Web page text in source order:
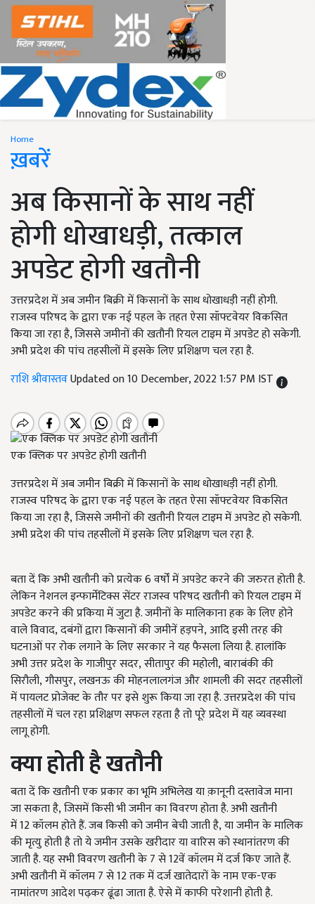
Home
ख़बरें
अब किसानों के साथ नहीं
होगी धोखाधड़ी, तत्काल
अपडेट होगी खतौनी
उत्तरप्रदेश में अब जमीन बिक्री में किसानों के साथ धोखाधड़ी नहीं होगी.
राजस्व परिषद के द्वारा एक नई पहल के तहत ऐसा सॉफ्टवेयर विकसित
किया जा रहा है, जिससे जमीनों की खतौनी रियल टाइम में अपडेट हो सकेगी.
अभी प्रदेश की पांच तहसीलों में इसके लिए प्रशिक्षण चल रहा है.
राशि श्रीवास्तवUpdated on 10 December, 2022 1:57 PM IST
एक क्लिक पर अपडेट होगी खतौनी
उत्तरप्रदेश में अब जमीन बिक्री में किसानों के साथ धोखाधड़ी नहीं होगी.
राजस्व परिषद के द्वारा एक नई पहल के तहत ऐसा सॉफ्टवेयर विकसित
किया जा रहा है, जिससे जमीनों की खतौनी रियल टाइम में अपडेट हो सकेगी.
अभी प्रदेश की पांच तहसीलों में इसके लिए प्रशिक्षण चल रहा है.
बता दें कि अभी खतौनी को प्रत्येक 6 वर्षों में अपडेट करने की जरुरत होती है.
लेकिन नेशनल इन्फार्मेटिक्स सेंटर राजस्व परिषद खतौनी को रियल टाइम में
अपडेट करने की प्रकिया में जुटा है. जमीनों के मालिकाना हक के लिए होने
वाले विवाद, दबंगों द्वारा किसानों की जमीनें हड़पने, आदि इसी तरह की
घटनाओं पर रोक लगाने के लिए सरकार ने यह फैसला लिया है. हालांकि
अभी उत्तर प्रदेश के गाजीपुर सदर, सीतापुर की महोली, बाराबंकी की
सिरौली, गौसपुर, लखनऊ की मोहनलालगंज और शामली की सदर तहसीलों
में पायलट प्रोजेक्ट के तौर पर इसे शुरू किया जा रहा है. उत्तरप्रदेश की पांच
तहसीलों में चल रहा प्रशिक्षण सफल रहता है तो पूरे प्रदेश में यह व्यवस्था
लागू होगी.
क्या होती है खतौनी
बता दें कि खतौनी एक प्रकार का भूमि अभिलेख या क़ानूनी दस्तावेज माना
जा सकता है, जिसमें किसी भी जमीन का विवरण होता है. अभी खतौनी
में 12 कॉलम होते हैं. जब किसी को जमीन बेची जाती है, या जमीन के मालिक
की मृत्यु होती है तो ये जमीन उसके खरीदार या वारिस को स्थानांतरण की
जाती है. यह सभी विवरण खतौनी के 7 से 12वें कॉलम में दर्ज किए जाते हैं.
अभी खतौनी में कॉलम 7 से 12 तक में दर्ज खातेदारों के नाम एक-एक
नामांतरण आदेश पढ़कर ढूंढा जाता है. ऐसे में काफी परेशानी होती है.